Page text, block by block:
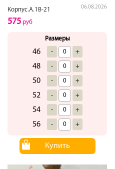
Корпус.А.1В-21
06.08.2026
575 руб
Размеры
46 - +
48 - +
50 - +
52 - +
54 - +
56 - +
Купить